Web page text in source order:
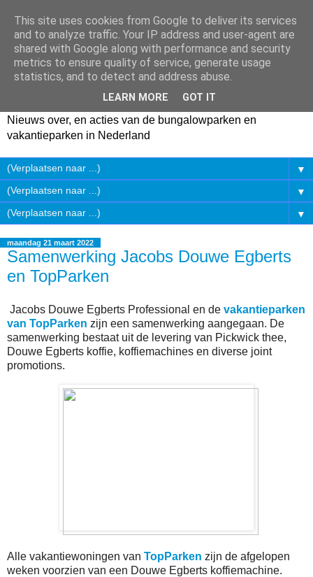
Nieuws over, en acties van de bungalowparken en
vakantieparken in Nederland
▼
▼
▼
maandag 21 maart 2022
Samenwerking Jacobs Douwe Egberts
en TopParken
Jacobs Douwe Egberts Professional en de vakantieparken
van TopParken zijn een samenwerking aangegaan. De
samenwerking bestaat uit de levering van Pickwick thee,
Douwe Egberts koffie, koffiemachines en diverse joint
promotions.
Alle vakantiewoningen van TopParken zijn de afgelopen
weken voorzien van een Douwe Egberts koffiemachine.
This site uses cookies from Google to deliver its services
and to analyze traffic. Your IP address and user-agent are
shared with Google along with performance and security
metrics to ensure quality of service, generate usage
statistics, and to detect and address abuse.
LEARN MORE GOT IT